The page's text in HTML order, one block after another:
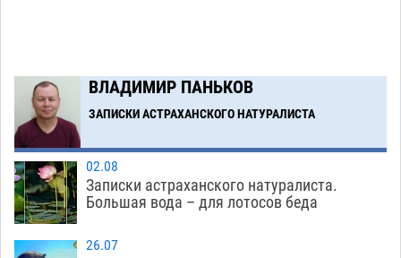
13:29
Астраханский аэропорт попробует отбиться
от ворон в апелляционном суде
07.08
ВЛАДИМИР ПАНЬКОВ
ЗАПИСКИ АСТРАХАНСКОГО НАТУРАЛИСТА
02.08
Записки астраханского натуралиста.
Большая вода – для лотосов беда
26.07